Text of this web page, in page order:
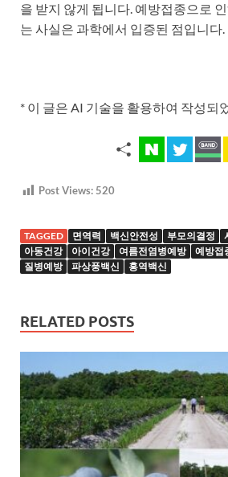
을 받지 않게 됩니다. 예방접종으로
는 사실은 과학에서 입증된 점입니다.
* 이 글은 AI 기술을 활용하여 작성되
Post Views: 520
TAGGED 면역력 백신안전성 부모의결정
아동건강
아이건강 여름전염병예방 예방접
질병예방
파상풍백신 홍역백신
RELATED POSTS